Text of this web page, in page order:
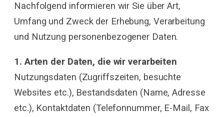
Nachfolgend informieren wir Sie über Art,
Umfang und Zweck der Erhebung, Verarbeitung
und Nutzung personenbezogener Daten.
1. Arten der Daten, die wir verarbeiten
Nutzungsdaten (Zugriffszeiten, besuchte
Websites etc.), Bestandsdaten (Name, Adresse
etc.), Kontaktdaten (Telefonnummer, E-Mail, Fax